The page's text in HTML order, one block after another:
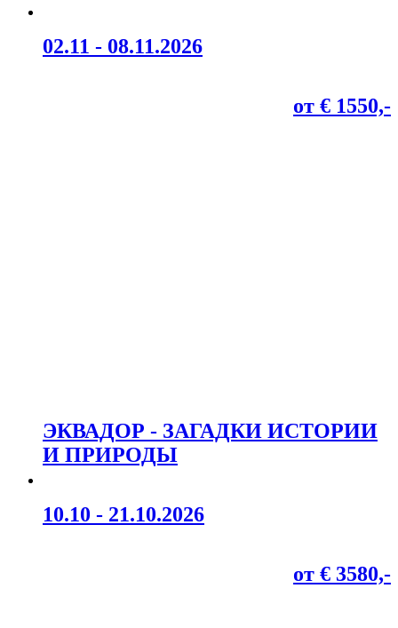
02.11 - 08.11.2026
от € 1550,-
ЭКВАДОР - ЗАГАДКИ ИСТОРИИ
И ПРИРОДЫ
10.10 - 21.10.2026
от € 3580,-